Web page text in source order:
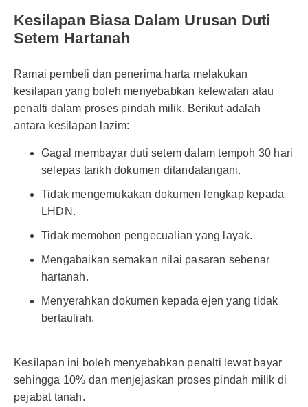
Kesilapan Biasa Dalam Urusan Duti
Setem Hartanah
Ramai pembeli dan penerima harta melakukan
kesilapan yang boleh menyebabkan kelewatan atau
penalti dalam proses pindah milik. Berikut adalah
antara kesilapan lazim:
Gagal membayar duti setem dalam tempoh 30 hari
selepas tarikh dokumen ditandatangani.
Tidak mengemukakan dokumen lengkap kepada
LHDN.
Tidak memohon pengecualian yang layak.
Mengabaikan semakan nilai pasaran sebenar
hartanah.
Menyerahkan dokumen kepada ejen yang tidak
bertauliah.
Kesilapan ini boleh menyebabkan penalti lewat bayar
sehingga 10% dan menjejaskan proses pindah milik di
pejabat tanah.